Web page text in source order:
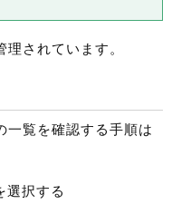
されています。
一覧を確認する手順は
選択する